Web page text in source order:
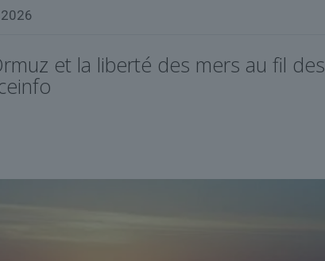
et la liberté des mers au fil des